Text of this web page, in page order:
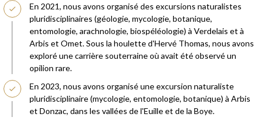
En 2021, nous avons organisé des excursions naturalistes
pluridisciplinaires (géologie, mycologie, botanique,
entomologie, arachnologie, biospéléologie) à Verdelais et à
Arbis et Omet. Sous la houlette d'Hervé Thomas, nous avons
exploré une carrière souterraine où avait été observé un
opilion rare.
En 2023, nous avons organisé une excursion naturaliste
pluridisciplinaire (mycologie, entomologie, botanique) à Arbis
et Donzac, dans les vallées de l'Euille et de la Boye.